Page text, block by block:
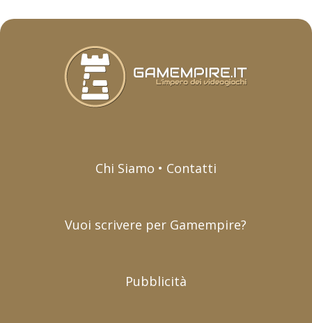
Chi Siamo • Contatti
Vuoi scrivere per Gamempire?
Pubblicità